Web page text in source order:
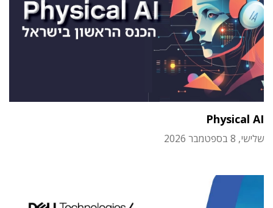
Physical AI
שלישי, 8 בספטמבר 2026